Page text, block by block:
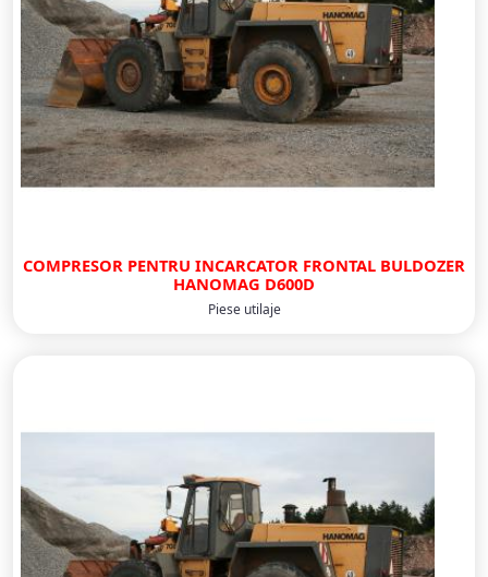
COMPRESOR PENTRU INCARCATOR FRONTAL BULDOZER
HANOMAG D600D
Piese utilaje